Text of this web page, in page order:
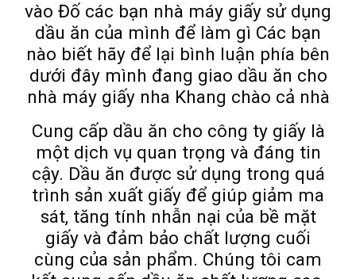
vào Đố các bạn nhà máy giấy sử dụng
dầu ăn của mình để làm gì Các bạn
nào biết hãy để lại bình luận phía bên
dưới đây mình đang giao dầu ăn cho
nhà máy giấy nha Khang chào cả nhà
Cung cấp dầu ăn cho công ty giấy là
một dịch vụ quan trọng và đáng tin
cậy. Dầu ăn được sử dụng trong quá
trình sản xuất giấy để giúp giảm ma
sát, tăng tính nhẫn nại của bề mặt
giấy và đảm bảo chất lượng cuối
cùng của sản phẩm. Chúng tôi cam